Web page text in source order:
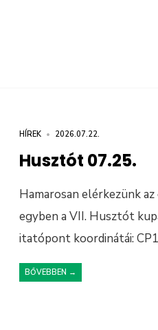
HÍREK • 2026.07.22.
Husztót 07.25.
Hamarosan elérkezünk
egyben a VII. Husztót
itatópont koordinátái: CP1
BŐVEBBEN →